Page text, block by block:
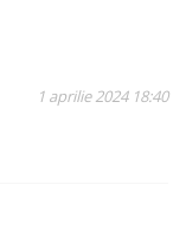
1 aprilie 2024 18:40